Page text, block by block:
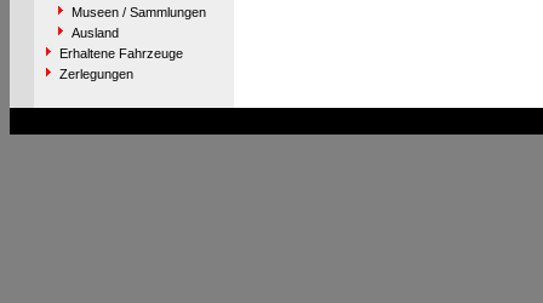
Museen / Sammlungen
Ausland
Erhaltene Fahrzeuge
Zerlegungen